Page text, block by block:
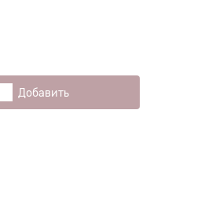
Добавить